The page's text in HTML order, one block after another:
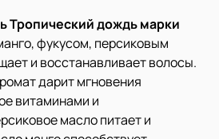
Тропический дождь марки
фукусом, персиковым
и восстанавливает волосы.
дарит мгновения
витаминами и
масло питает и